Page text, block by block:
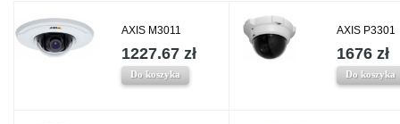
AXIS M3011
1227.67 zł
Do koszyka
AXIS P3301
1676 zł
Do koszyka